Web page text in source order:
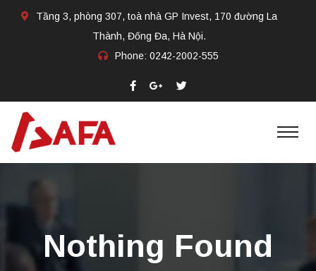
Tầng 3, phòng 307, toà nhà GP Invest, 170 đường La
Thành, Đống Đa, Hà Nội.
Phone: 0242-2002-555​
Nothing Found